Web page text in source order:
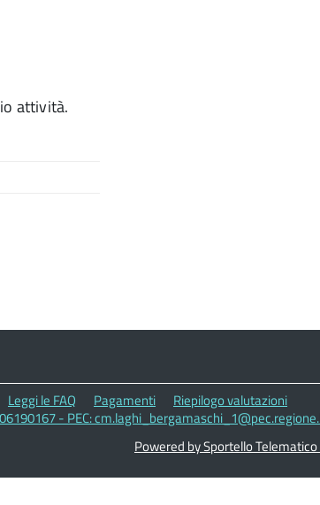
attività.
Leggi le FAQ Pagamenti
Riepilogo valutazioni
- PEC:
Powered by Sportello